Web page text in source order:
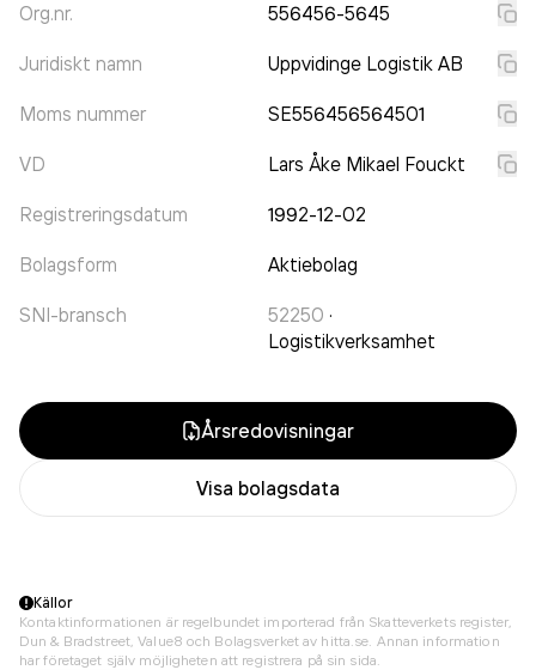
Org.nr. 556456-5645
Juridiskt namn Uppvidinge Logistik AB
Moms nummer SE556456564501
VD Lars Åke Mikael Fouckt
Registreringsdatum 1992-12-02
Bolagsform Aktiebolag
SNI-bransch 52250 ·
Logistikverksamhet
Årsredovisningar
Visa bolagsdata
Källor
Kontaktinformationen är regelbundet importerad från Skatteverkets register,
Dun & Bradstreet, Value8 och Bolagsverket av hitta.se. Annan information
har företaget själv möjligheten att registrera på sin sida.